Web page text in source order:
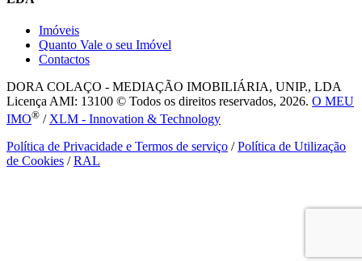
Imóveis
Quanto Vale o seu Imóvel
Contactos
DORA COLAÇO - MEDIAÇÃO IMOBILIÁRIA, UNIP., LDA
Licença AMI: 13100 © Todos os direitos reservados, 2026. O MEU
IMO® / XLM - Innovation & Technology
Política de Privacidade e Termos de serviço /Política de Utilização
de Cookies /RAL